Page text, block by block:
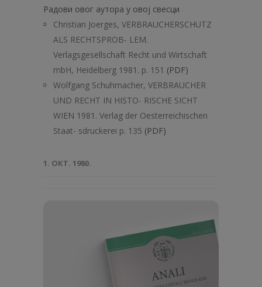
Радови овог аутора у овој свесци
Christian Joerges, VERBRAUCHERSCHUTZ
ALS RECHTSPROB- LEM.
Verlagsgesellschaft Recht und Wirtschaft
mbH, Heidelberg 1981. p. 151 (PDF)
Wolfgang Schuhmacher, VERBRAUCHER
UND RECHT IN HISTO- RISCHE SICHT
WIEN 1981. Verlag der Oesterreichischen
Staat- sdruckerei p. 135 (PDF)
1. ОКТ. 1980.